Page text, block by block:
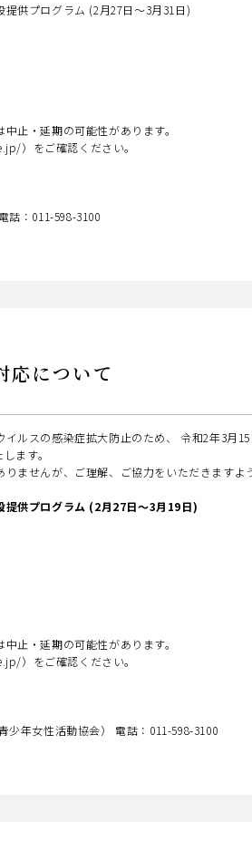
供プログラム (2月27日～3月31日)
止・延期の可能性があります。
）をご確認ください。
話：011-598-3100
の対応について （施
ルスの感染症拡大防止のため、 令和2年3月
ます。
ませんが、ご理解、ご協力をいただきますよ
提供プログラム (2月27日～3月19日)
止・延期の可能性があります。
）をご確認ください。
年女性活動協会） 電話：011-598-3100